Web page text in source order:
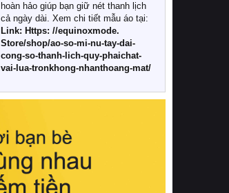
Khác với các dòng sản phẩm thông
thường, những bộ chăn ga gối đệm
cao cấp trải qua quy trình sản xuất
nghiêm ngặt từ khâu chọn lọc nguyên
liệu tự nhiên đến công nghệ dệt
nhuộm hiện đại không chứa hóa chất
này, bạn sẽ cảm nhận rõ rệt sự khác
hồi chuẩn xác của phần đệm nâng đỡ
cột sống.
Bên cạnh đó, việc lựa chọn các dòng
sản phẩm đạt chuẩn chất lượng quốc
hoàn hảo giúp bạn giữ nét thanh lịch
cả ngày dài. Xem chi tiết mẫu áo tại:
Link: Https: //equinoxmode.
Store/shop/ao-so-mi-nu-tay-dai-
cong-so-thanh-lich-quy-phaichat-
vai-lua-tronkhong-nhanthoang-mat/